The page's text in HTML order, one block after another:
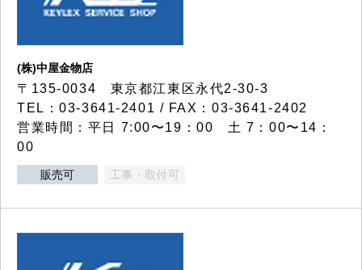
(株)中屋金物店
〒135-0034 東京都江東区永代2-30-3
TEL：03-3641-2401 / FAX：03-3641-2402
営業時間：平日 7:00〜19：00 土 7：00〜14：
00
販売可 工事・取付可